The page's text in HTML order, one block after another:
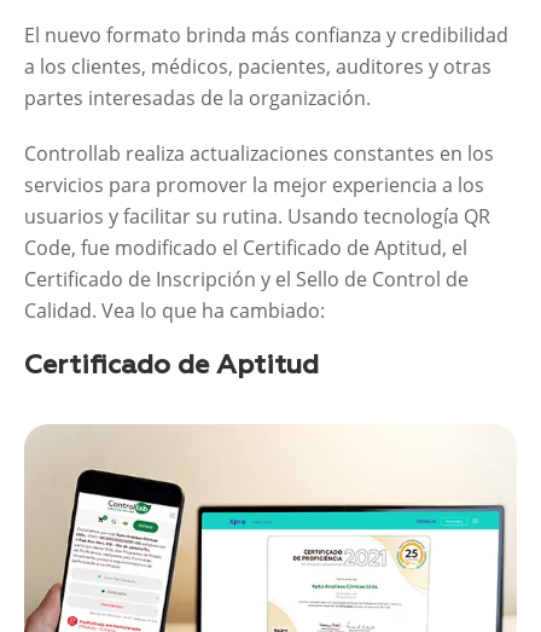
El nuevo formato brinda más confianza y credibilidad
a los clientes, médicos, pacientes, auditores y otras
partes interesadas de la organización.
Controllab realiza actualizaciones constantes en los
servicios para promover la mejor experiencia a los
usuarios y facilitar su rutina. Usando tecnología QR
Code, fue modificado el Certificado de Aptitud, el
Certificado de Inscripción y el Sello de Control de
Calidad. Vea lo que ha cambiado:
Certificado de Aptitud